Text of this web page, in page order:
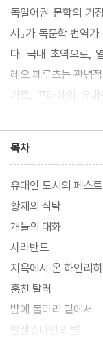
독일어권 문학의 거
서』가 독문학 번역
다. 국내 초역으로,
레오 페루츠는 관념
가로, 프라하의 유
아직 국내에선 페루
나 호르헤 루이스 보
이엄 그린, 이언 플레
을 탐독하고 찬사를
그의 작품들은 환상
날의 장르 문학과 비
었다는 평가를 받는다
발표된 작품이자 페
어진 연작 소설로,
연금술에 몰두하는
목차
유대인 도시의 페스트
황제의 식탁
개들의 대화
사라반드
지옥에서 온 하인리히
훔친 탈러
밤에 돌다리 밑에서
발렌슈타인의 별